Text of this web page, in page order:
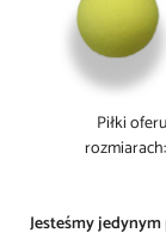
Piłki
rozmiarach:
Jesteśmy